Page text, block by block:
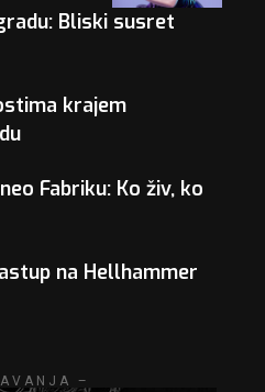
Bliski susret
krajem
Fabriku: Ko živ, ko
na Hellhammer
–